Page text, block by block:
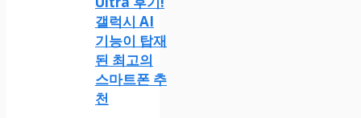
갤럭시 AI
기능이 탑재
된 최고의
스마트폰 추
천